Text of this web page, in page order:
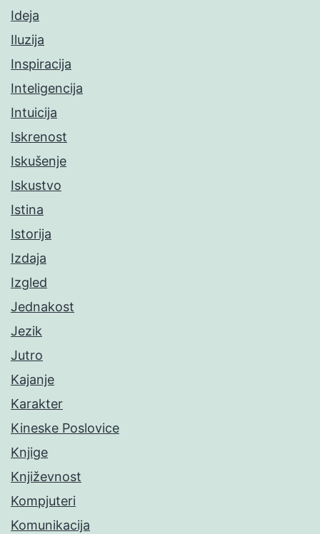
Ideja
Iluzija
Inspiracija
Inteligencija
Intuicija
Iskrenost
Iskušenje
Iskustvo
Istina
Istorija
Izdaja
Izgled
Jednakost
Jezik
Jutro
Kajanje
Karakter
Kineske Poslovice
Knjige
Književnost
Kompjuteri
Komunikacija